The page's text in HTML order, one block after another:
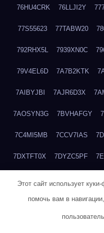
76HU4CRK 76LLJI2Y
77S55623 77TABW20
792RHX5L 7939XN0C
79V4EL6D 7A7B2KTK
7AIBYJBI 7AJR6D3X
7AOSYN3G 7BVHAFGY
7C4MI5MB 7CCV7IAS
7DXTFT0X 7DYZC5PF
7FKTW3MA 7FRYD8I9
7H8LPLGJ
Этот сайт использует
помочь вам в